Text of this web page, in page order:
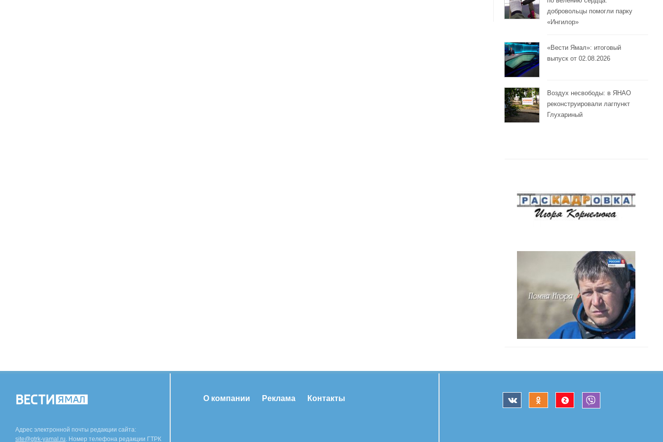
добровольцы помогли парку
«Ингилор»
«Вести Ямал»: итоговый
выпуск от 02.08.2026
Воздух несвободы: в ЯНАО
реконструировали лагпункт
Глухариный
Адрес электронной почты редакции сайта:
site@gtrk-yamal.ru. Номер телефона редакции ГТРК
О компании Реклама Контакты